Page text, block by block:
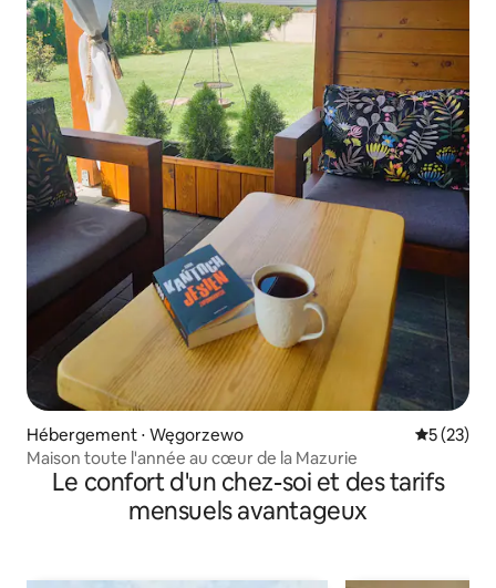
Hébergement ⋅ Węgorzewo
5 (23)
Maison toute l'année au cœur de la Mazurie
Le confort d'un chez-soi et des tarifs
mensuels avantageux